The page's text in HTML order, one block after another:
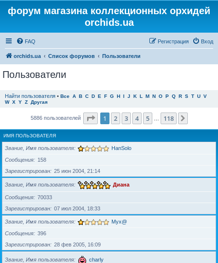
форум магазина коллекционных орхидей
orchids.ua
FAQ Вход
Регистрация
orchids.ua Список форумов Пользователи
Пользователи
Найти пользователя • Все A B C D E F G H I J K L M N O P Q R S T U V
W X Y Z Другая
5886 пользователей Страница из 118
1 2 3 4 5 118
ИМЯ ПОЛЬЗОВАТЕЛЯ
Звание, Имя пользователя HanSolo
Сообщения
158
Зарегистрирован
25 июн 2004, 21:14
Звание, Имя пользователя Диана
Сообщения
70033
Зарегистрирован
07 июл 2004, 18:33
Звание, Имя пользователя Myx@
Сообщения
396
Зарегистрирован
28 фев 2005, 16:09
Звание, Имя пользователя charly